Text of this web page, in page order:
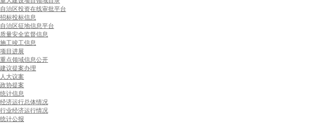
自治区投资在线审批平台
招标投标信息
自治区征地信息平台
质量安全监督信息
施工竣工信息
项目进展
重点领域信息公开
建议提案办理
人大议案
政协提案
统计信息
经济运行总体情况
行业经济运行情况
统计公报